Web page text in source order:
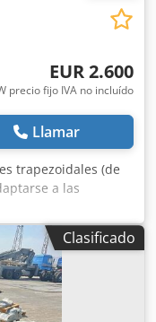
EUR 2.600
precio fijo IVA no incluído
Llamar
trapezoidales (de
a las
E A Hox
Clasificado